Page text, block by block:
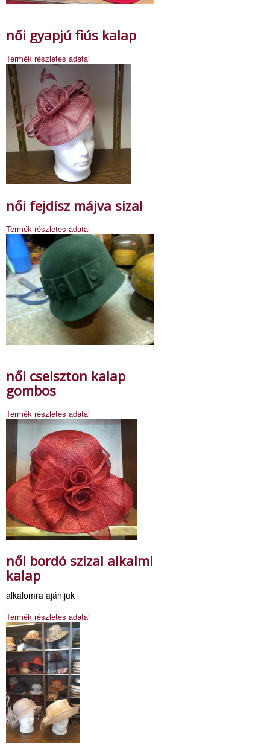
női gyapjú fiús kalap
Termék részletes adatai
női fejdísz májva sizal
Termék részletes adatai
női cselszton kalap
gombos
Termék részletes adatai
női bordó szizal alkalmi
kalap
alkalomra ajánljuk
Termék részletes adatai